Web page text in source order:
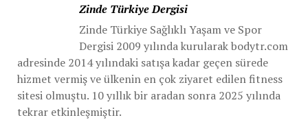
Zinde Türkiye Dergisi
Zinde Türkiye Sağlıklı Yaşam ve Spor
Dergisi 2009 yılında kurularak bodytr.com
adresinde 2014 yılındaki satışa kadar geçen sürede
hizmet vermiş ve ülkenin en çok ziyaret edilen fitness
sitesi olmuştu. 10 yıllık bir aradan sonra 2025 yılında
tekrar etkinleşmiştir.